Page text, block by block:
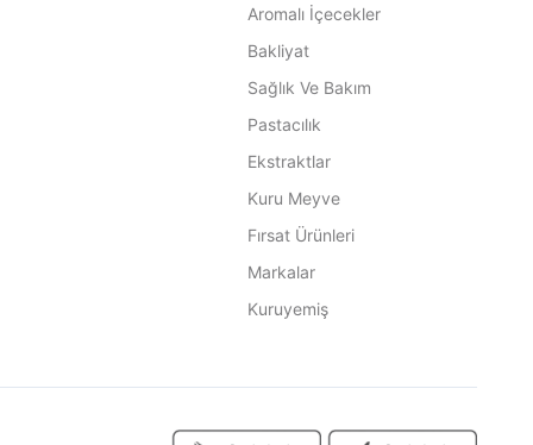
Aromalı İçecekler
Bakliyat
Sağlık Ve Bakım
Pastacılık
Ekstraktlar
Kuru Meyve
Fırsat Ürünleri
Markalar
Kuruyemiş